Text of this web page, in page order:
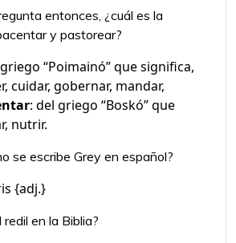
entonces, ¿cuál es la
y pastorear?
“Poimainó” que significa,
cuidar, gobernar, mandar,
: del griego “Boskó” que
nutrir.
se escribe Grey en español?
{adj.}
en la Biblia?